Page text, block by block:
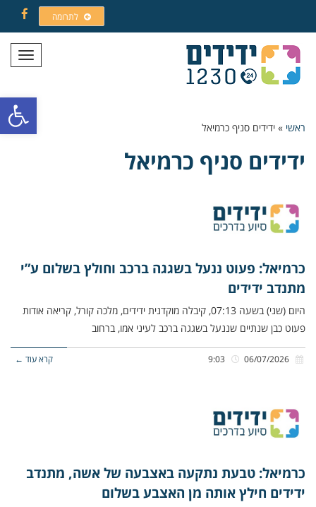
פתח
לתרומה
תפריט
ראשי » ידידים סניף כרמיאל
ידידים סניף כרמיאל
כרמיאל: פעוט ננעל בשגגה ברכב וחולץ בשלום ע”י
מתנדב ידידים
היום (שני) בשעה 07:13, קיבלה מוקדנית ידידים, מלכה קורל, קריאה אודות
פעוט כבן שנתיים שננעל בשגגה ברכב לעיני אמו, ברחוב
קרא עוד ←
כרמיאל: טבעת נתקעה באצבעה של אשה, מתנדב
ידידים חילץ אותה מן האצבע בשלום